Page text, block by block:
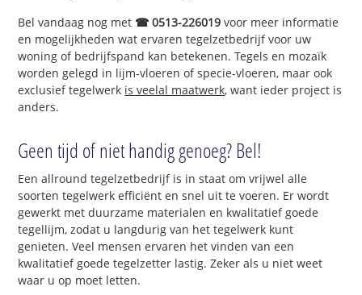
Bel vandaag nog met ☎ 0513-226019 voor meer informatie
en mogelijkheden wat ervaren tegelzetbedrijf voor uw
woning of bedrijfspand kan betekenen. Tegels en mozaïk
worden gelegd in lijm-vloeren of specie-vloeren, maar ook
exclusief tegelwerk is veelal maatwerk, want ieder project is
anders.
Geen tijd of niet handig genoeg? Bel!
Een allround tegelzetbedrijf is in staat om vrijwel alle
soorten tegelwerk efficiënt en snel uit te voeren. Er wordt
gewerkt met duurzame materialen en kwalitatief goede
tegellijm, zodat u langdurig van het tegelwerk kunt
genieten. Veel mensen ervaren het vinden van een
kwalitatief goede tegelzetter lastig. Zeker als u niet weet
waar u op moet letten.